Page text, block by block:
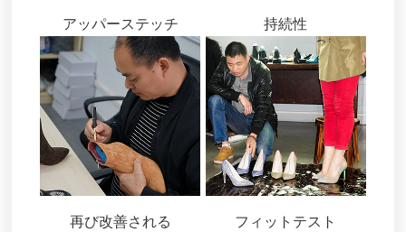
アッパーステッチ 持続性
再び改善される フィットテスト